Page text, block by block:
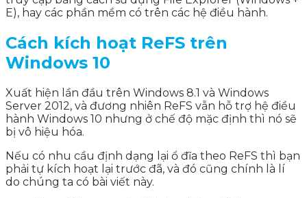
E), hay các phần mềm có trên các hệ điều hành.
Cách kích hoạt ReFS trên
Windows 10
Xuất hiện lần đầu trên Windows 8.1 và Windows
Server 2012, và đương nhiên ReFS vẫn hỗ trợ hệ điều
hành Windows 10 nhưng ở chế độ mặc định thì nó sẽ
bị vô hiệu hóa.
Nếu có nhu cầu định dạng lại ổ đĩa theo ReFS thì bạn
phải tự kích hoạt lại trước đã, và đó cũng chính là lí
do chúng ta có bài viết này.